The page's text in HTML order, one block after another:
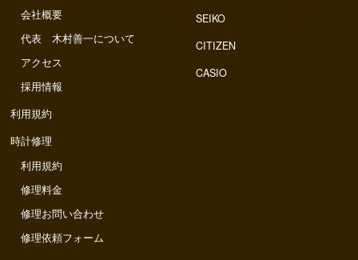
会社概要
代表 木村善一について
アクセス
採用情報
利用規約
時計修理
利用規約
修理料金
修理お問い合わせ
修理依頼フォーム
SEIKO
CITIZEN
CASIO